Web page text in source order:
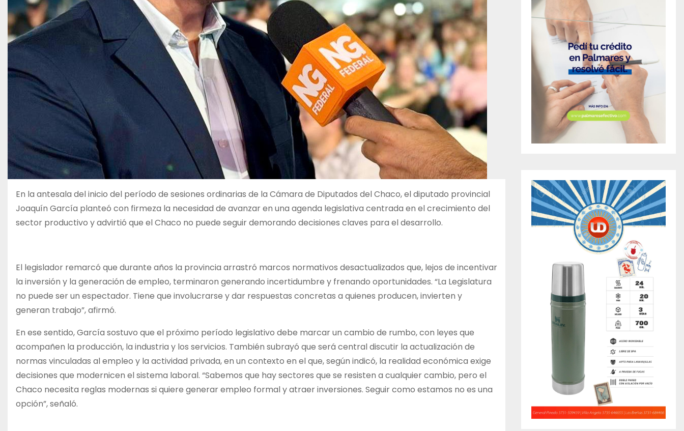
En la antesala del inicio del período de sesiones ordinarias de la Cámara de Diputados del Chaco, el diputado provincial
Joaquín García planteó con firmeza la necesidad de avanzar en una agenda legislativa centrada en el crecimiento del
sector productivo y advirtió que el Chaco no puede seguir demorando decisiones claves para el desarrollo.
El legislador remarcó que durante años la provincia arrastró marcos normativos desactualizados que, lejos de incentivar
la inversión y la generación de empleo, terminaron generando incertidumbre y frenando oportunidades. “La Legislatura
no puede ser un espectador. Tiene que involucrarse y dar respuestas concretas a quienes producen, invierten y
generan trabajo”, afirmó.
En ese sentido, García sostuvo que el próximo período legislativo debe marcar un cambio de rumbo, con leyes que
acompañen la producción, la industria y los servicios. También subrayó que será central discutir la actualización de
normas vinculadas al empleo y la actividad privada, en un contexto en el que, según indicó, la realidad económica exige
decisiones que modernicen el sistema laboral. “Sabemos que hay sectores que se resisten a cualquier cambio, pero el
Chaco necesita reglas modernas si quiere generar empleo formal y atraer inversiones. Seguir como estamos no es una
opción”, señaló.